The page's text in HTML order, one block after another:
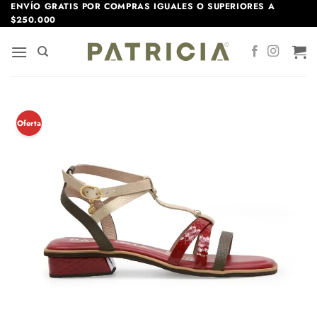
Saltar
al
contenido
ENVÍO GRATIS POR COMPRAS IGUALES O SUPERIORES A
$250.000
¡Oferta!